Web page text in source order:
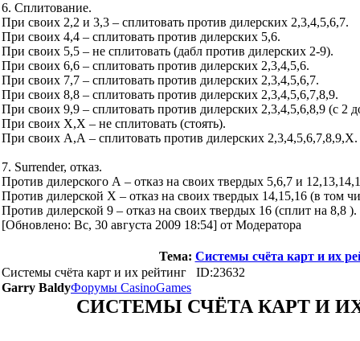
6. Сплитование.
При своих 2,2 и 3,3 – сплитовать против дилерских 2,3,4,5,6,7.
При своих 4,4 – сплитовать против дилерских 5,6.
При своих 5,5 – не сплитовать (дабл против дилерских 2-9).
При своих 6,6 – сплитовать против дилерских 2,3,4,5,6.
При своих 7,7 – сплитовать против дилерских 2,3,4,5,6,7.
При своих 8,8 – сплитовать против дилерских 2,3,4,5,6,7,8,9.
При своих 9,9 – сплитовать против дилерских 2,3,4,5,6,8,9 (с 2
При своих Х,Х – не сплитовать (стоять).
При своих А,А – сплитовать против дилерских 2,3,4,5,6,7,8,9,Х.
7. Surrender, отказ.
Против дилерского А – отказ на своих твердых 5,6,7 и
Против дилерской Х – отказ на своих твердых 14,15,16 (в том
Против дилерской 9 – отказ на своих твердых 16 (сплит на 8,8 ).
[Обновлено: Вс, 30 августа 2009 18:54] от Модератора
Тема: Системы счёта карт и их
Системы счёта карт и их рейтинг
ID:23632
Garry BaldyФорумы CasinoGames
СИСТЕМЫ СЧЁТА КАРТ И